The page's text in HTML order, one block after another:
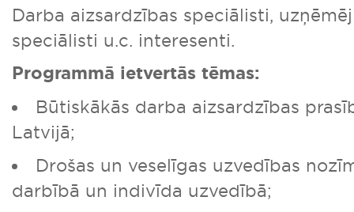
Darba aizsardzības speciālisti,
speciālisti u.c. interesenti.
Programmā ietvertās tēmas:
Būtiskākās darba aizsardzības
Latvijā;
Drošas un veselīgas uzvedības
darbībā un indivīda uzvedībā;